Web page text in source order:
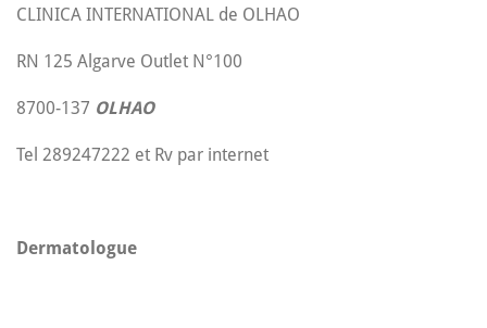
CLINICA INTERNATIONAL de OLHAO
RN 125 Algarve Outlet N°100
8700-137 OLHAO
Tel 289247222 et Rv par internet
Dermatologue